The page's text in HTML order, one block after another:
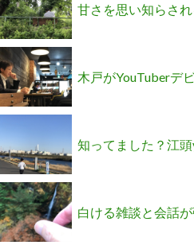
甘さを思い知らさ
た(´・ω・｀)
木戸がYouTuberデ
知ってました？江
９日で１００万人
白ける雑談と会話